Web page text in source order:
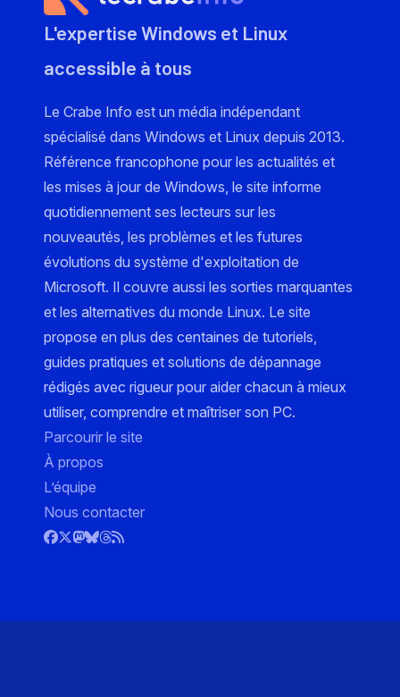
L'expertise Windows et Linux
accessible à tous
Le Crabe Info est un média indépendant
spécialisé dans Windows et Linux depuis 2013.
Référence francophone pour les actualités et
les mises à jour de Windows, le site informe
quotidiennement ses lecteurs sur les
nouveautés, les problèmes et les futures
évolutions du système d'exploitation de
Microsoft. Il couvre aussi les sorties marquantes
et les alternatives du monde Linux. Le site
propose en plus des centaines de tutoriels,
guides pratiques et solutions de dépannage
rédigés avec rigueur pour aider chacun à mieux
utiliser, comprendre et maîtriser son PC.
Parcourir le site
À propos
L’équipe
Nous contacter